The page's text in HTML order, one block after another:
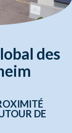
des
DE